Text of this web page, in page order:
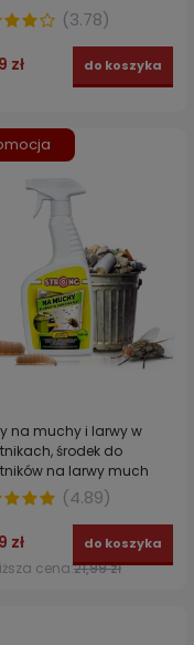
(3.78)
zł do koszyka
na muchy i larwy w
środek do
na larwy much
STRONG 500 ml
(4.89)
zł
cena:21,99 zł
do koszyka